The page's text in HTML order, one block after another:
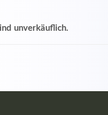
unverkäuflich.